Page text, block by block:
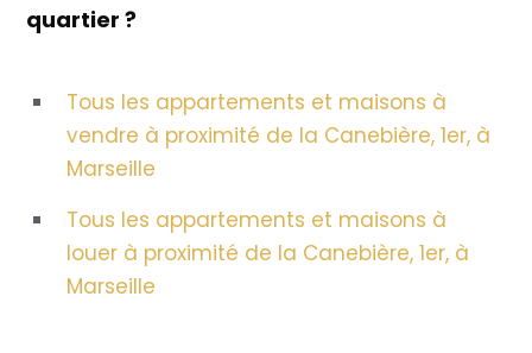
quartier ?
Tous les appartements et maisons à
vendre à proximité de la Canebière, 1er, à
Marseille
Tous les appartements et maisons à
louer à proximité de la Canebière, 1er, à
Marseille